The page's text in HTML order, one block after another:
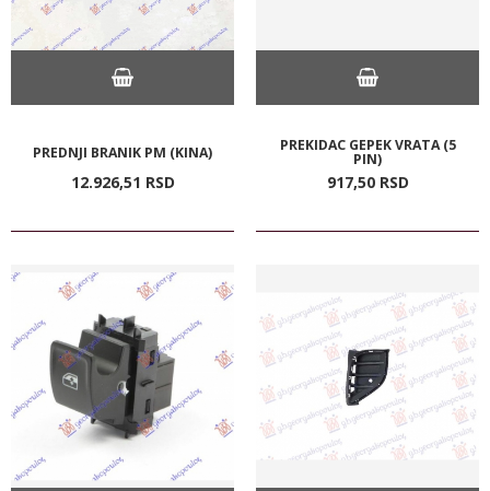
PREDNJI BRANIK PM (KINA)
12.926,51 RSD
PREKIDAC GEPEK VRATA (5
PIN)
917,50 RSD